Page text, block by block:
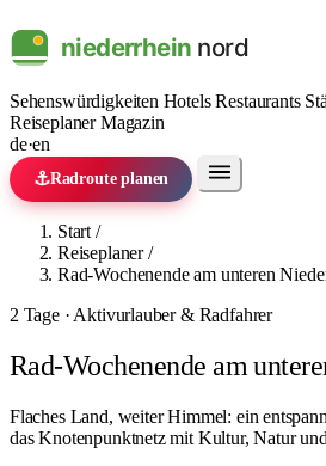
Sehenswürdigkeiten HotelsRestaurants
ReiseplanerMagazin
de·en
⚓Radroute planen
Start /
Reiseplaner /
Rad-Wochenende am unteren
2 Tage · Aktivurlauber & Radfahrer
Rad-Wochenende am
Flaches Land, weiter Himmel: ein
das Knotenpunktnetz mit Kultur, Natur